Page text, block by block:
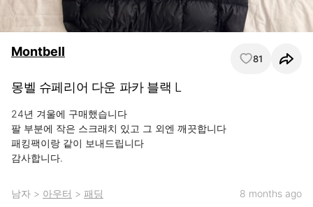
Montbell 81
몽벨 슈페리어 다운 파카 블랙 L
24년 겨울에 구매했습니다
팔 부분에 작은 스크래치 있고 그 외엔 깨끗합니다
패킹팩이랑 같이 보내드립니다
감사합니다.
남자 > 아우터 > 패딩 8 months ago